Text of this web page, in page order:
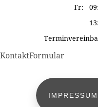
Fr:
KontaktFormular